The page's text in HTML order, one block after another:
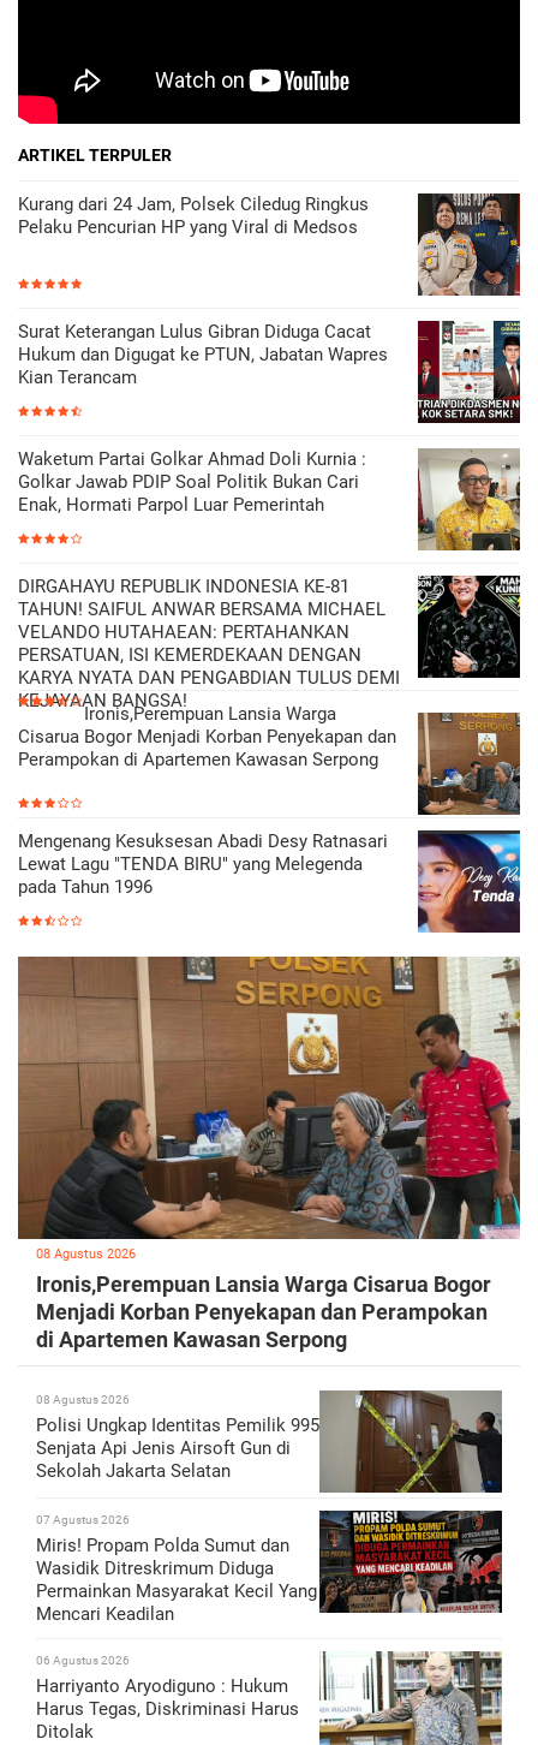
ARTIKEL TERPULER
Kurang dari 24 Jam, Polsek Ciledug Ringkus
Pelaku Pencurian HP yang Viral di Medsos
Surat Keterangan Lulus Gibran Diduga Cacat
Hukum dan Digugat ke PTUN, Jabatan Wapres
Kian Terancam
Waketum Partai Golkar Ahmad Doli Kurnia :
Golkar Jawab PDIP Soal Politik Bukan Cari
Enak, Hormati Parpol Luar Pemerintah
DIRGAHAYU REPUBLIK INDONESIA KE-81
TAHUN! SAIFUL ANWAR BERSAMA MICHAEL
VELANDO HUTAHAEAN: PERTAHANKAN
PERSATUAN, ISI KEMERDEKAAN DENGAN
KARYA NYATA DAN PENGABDIAN TULUS DEMI
KEJAYAAN BANGSA!
Ironis,Perempuan Lansia Warga
Cisarua Bogor Menjadi Korban Penyekapan dan
Perampokan di Apartemen Kawasan Serpong
Mengenang Kesuksesan Abadi Desy Ratnasari
Lewat Lagu "TENDA BIRU" yang Melegenda
pada Tahun 1996
08 Agustus 2026
Ironis,Perempuan Lansia Warga Cisarua Bogor
Menjadi Korban Penyekapan dan Perampokan
di Apartemen Kawasan Serpong
08 Agustus 2026
Polisi Ungkap Identitas Pemilik 995
Senjata Api Jenis Airsoft Gun di
Sekolah Jakarta Selatan
07 Agustus 2026
Miris! Propam Polda Sumut dan
Wasidik Ditreskrimum Diduga
Permainkan Masyarakat Kecil Yang
Mencari Keadilan
06 Agustus 2026
Harriyanto Aryodiguno : Hukum
Harus Tegas, Diskriminasi Harus
Ditolak